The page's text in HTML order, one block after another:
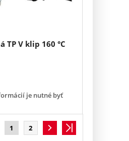
TP V klip 160 °C
je nutné byť
1 2